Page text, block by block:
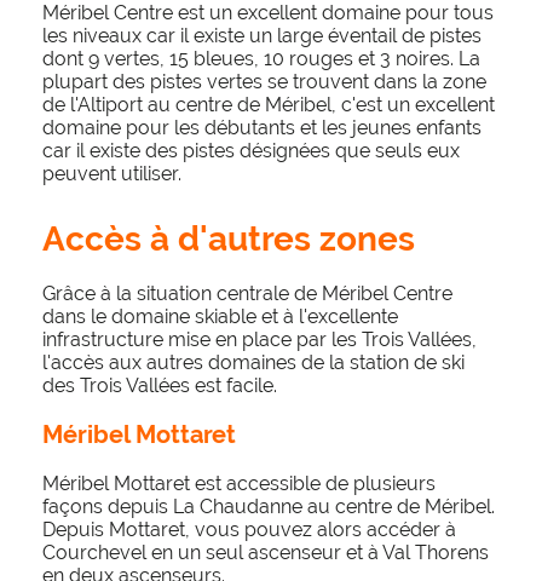
Méribel Centre est un excellent domaine pour tous
les niveaux car il existe un large éventail de pistes
dont 9 vertes, 15 bleues, 10 rouges et 3 noires. La
plupart des pistes vertes se trouvent dans la zone
de l'Altiport au centre de Méribel, c'est un excellent
domaine pour les débutants et les jeunes enfants
car il existe des pistes désignées que seuls eux
peuvent utiliser.
Accès à d'autres zones
Grâce à la situation centrale de Méribel Centre
dans le domaine skiable et à l'excellente
infrastructure mise en place par les Trois Vallées,
l'accès aux autres domaines de la station de ski
des Trois Vallées est facile.
Méribel Mottaret
Méribel Mottaret est accessible de plusieurs
façons depuis La Chaudanne au centre de Méribel.
Depuis Mottaret, vous pouvez alors accéder à
Courchevel en un seul ascenseur et à Val Thorens
en deux ascenseurs.